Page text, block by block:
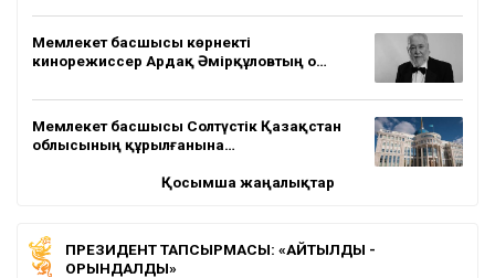
Мемлекет басшысы көрнекті
кинорежиссер Ардақ Әмірқұловтың о…
Мемлекет басшысы Солтүстік Қазақстан
облысының құрылғанына…
Қосымша жаңалықтар
ПРЕЗИДЕНТ ТАПСЫРМАСЫ: «АЙТЫЛДЫ -
ОРЫНДАЛДЫ»